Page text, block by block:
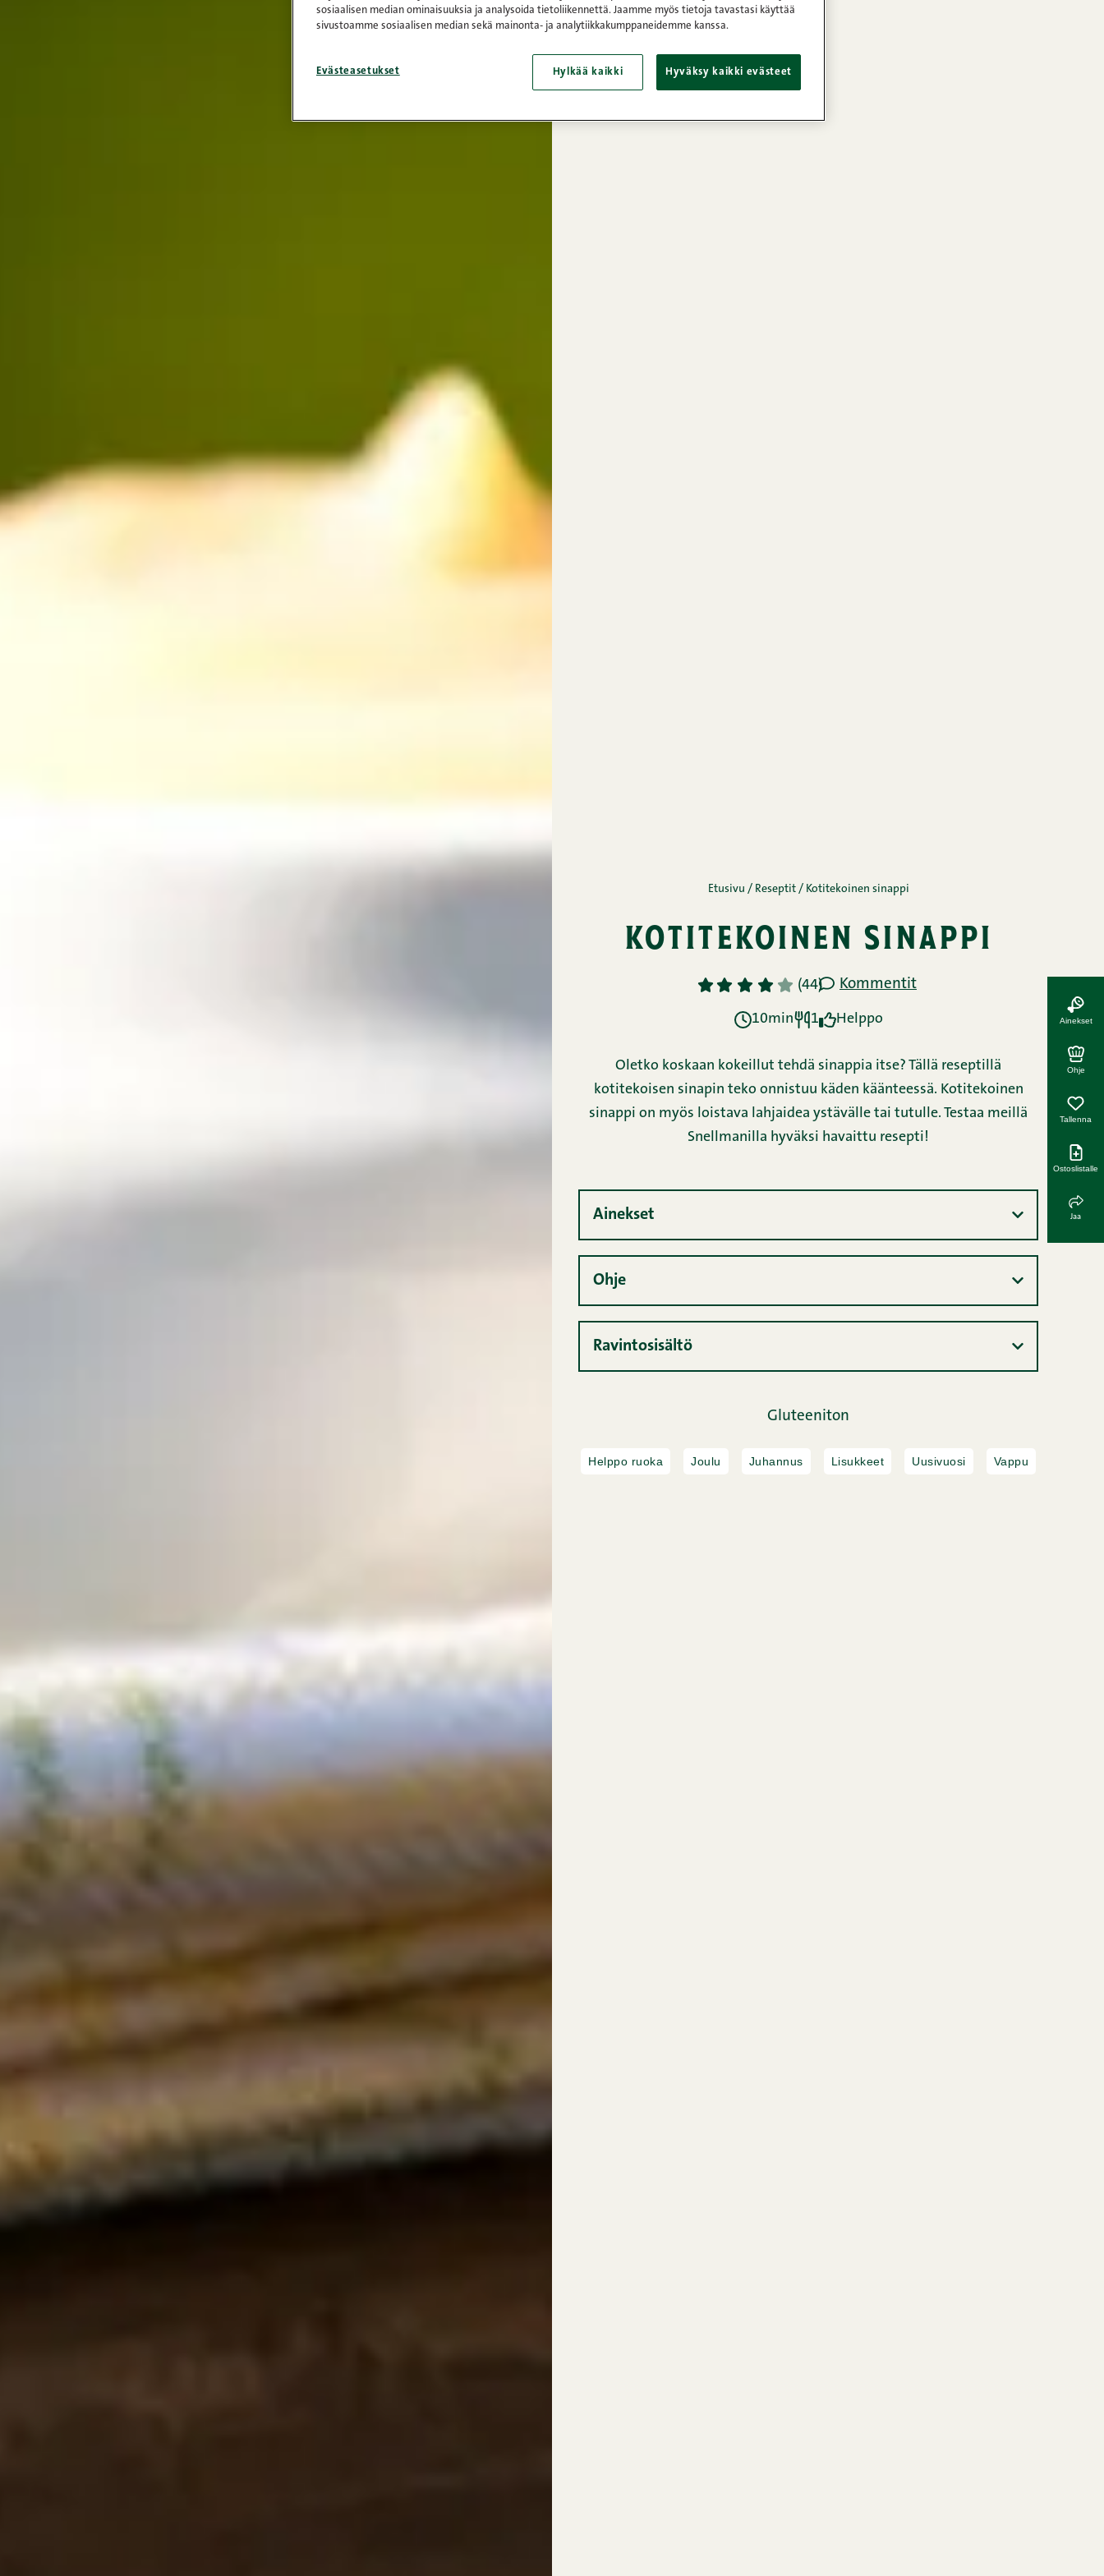
Etusivu / Reseptit / Kotitekoinen sinappi
kotitekoinen sinappi
1 2 3 4 5 (44) Kommentit
10min 1 Helppo
Oletko koskaan kokeillut tehdä sinappia itse? Tällä reseptillä
kotitekoisen sinapin teko onnistuu käden käänteessä. Kotitekoinen
sinappi on myös loistava lahjaidea ystävälle tai tutulle. Testaa meillä
Snellmanilla hyväksi havaittu resepti!
Ainekset
Ohje
Ravintosisältö
Gluteeniton
Helppo ruoka Joulu Juhannus Lisukkeet Uusivuosi Vappu
Ainekset
Ohje
Tallenna
Ostoslistalle
Jaa
sosiaalisen median ominaisuuksia ja analysoida tietoliikennettä. Jaamme myös tietoja tavastasi käyttää
sivustoamme sosiaalisen median sekä mainonta- ja analytiikkakumppaneidemme kanssa.
Evästeasetukset Hylkää kaikki Hyväksy kaikki evästeet